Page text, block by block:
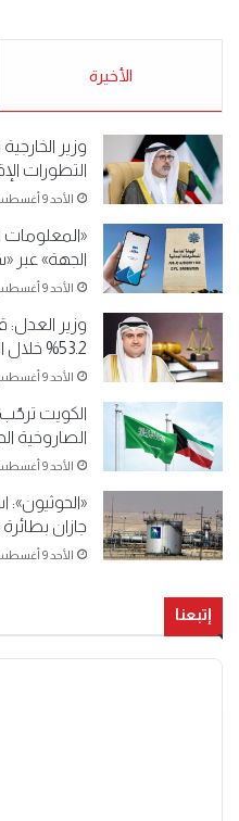
5-2019.
الأخيرة
وزير
التطورات
الأحد 9 أغسطس 2026
الجهة» عبر
الأحد 9 أغسطس 2026
وزير العدل:
53.2% خلال النصف الأول
الأحد 9 أغسطس 2026
الكويت
الصاروخية
الأحد 9 أغسطس 2026
«الحوثيون»:
جازان
الأحد 9 أغسطس 2026
إتبعنا